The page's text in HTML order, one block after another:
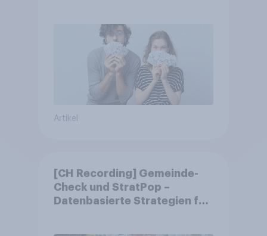
Artikel
[CH Recording] Gemeinde-
Check und StratPop –
Datenbasierte Strategien für